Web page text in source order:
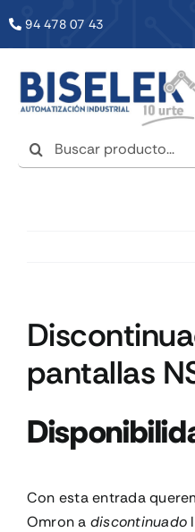
94 478 07 43
Buscar:
INICIO
TIENDA
NOTICIAS
CONTACTO
MI CUENTA
pantallas
Con esta entrada
Omron a discontinuado